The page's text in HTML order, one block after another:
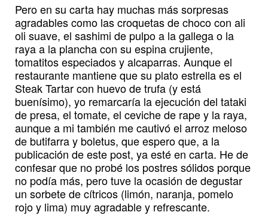
Pero en su carta hay muchas más sorpresas
agradables como las croquetas de choco con ali
oli suave, el sashimi de pulpo a la gallega o la
raya a la plancha con su espina crujiente,
tomatitos especiados y alcaparras. Aunque el
restaurante mantiene que su plato estrella es el
Steak Tartar con huevo de trufa (y está
buenísimo), yo remarcaría la ejecución del tataki
de presa, el tomate, el ceviche de rape y la raya,
aunque a mi también me cautivó el arroz meloso
de butifarra y boletus, que espero que, a la
publicación de este post, ya esté en carta. He de
confesar que no probé los postres sólidos porque
no podía más, pero tuve la ocasión de degustar
un sorbete de cítricos (limón, naranja, pomelo
rojo y lima) muy agradable y refrescante.